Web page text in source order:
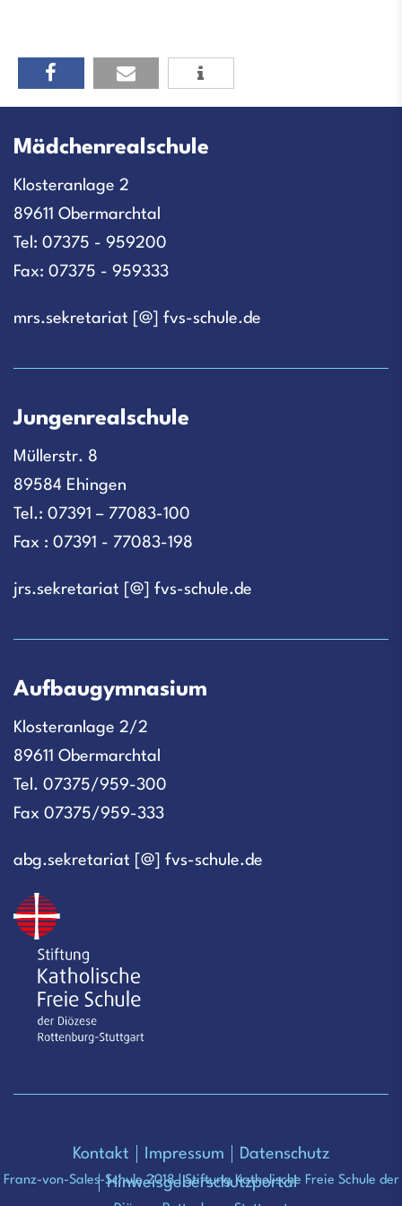
Mädchenrealschule
Klosteranlage 2
89611 Obermarchtal
Tel: 07375 - 959200
Fax: 07375 - 959333
mrs.sekretariat [@] fvs-schule.de
Jungenrealschule
Müllerstr. 8
89584 Ehingen
Tel.: 07391 – 77083-100
Fax : 07391 - 77083-198
jrs.sekretariat [@] fvs-schule.de
Aufbaugymnasium
Klosteranlage 2/2
89611 Obermarchtal
Tel. 07375/959-300
Fax 07375/959-333
abg.sekretariat [@] fvs-schule.de
Franz-von-Sales-Schule 2018 | Stiftung Katholische Freie Schule der
Kontakt Impressum
Datenschutz
Hinweisgeberschutzportal